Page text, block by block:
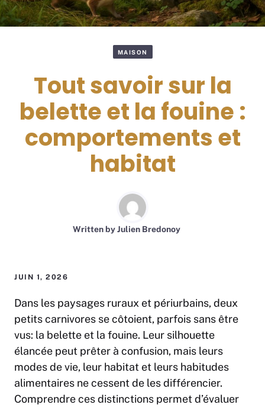
MAISON
Tout savoir sur la
belette et la fouine :
comportements et
habitat
Written byJulien Bredonoy
JUIN 1, 2026
Dans les paysages ruraux et périurbains, deux
petits carnivores se côtoient, parfois sans être
vus: la belette et la fouine. Leur silhouette
élancée peut prêter à confusion, mais leurs
modes de vie, leur habitat et leurs habitudes
alimentaires ne cessent de les différencier.
Comprendre ces distinctions permet d’évaluer